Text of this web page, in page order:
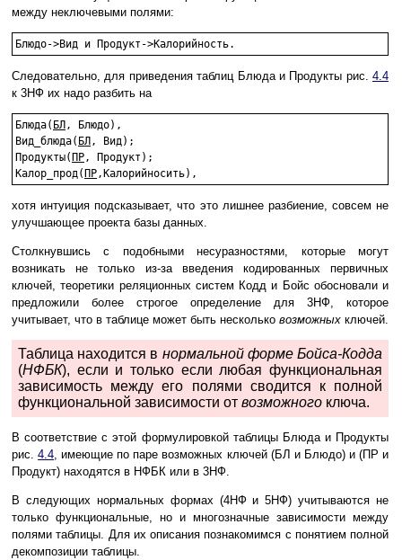
между неключевыми полями:
Следовательно, для приведения таблиц Блюда и Продукты рис. 4.4
к 3НФ их надо разбить на
Блюда( БЛ , Блюдо),
Вид_блюда( БЛ , Вид);
Продукты( ПР, Продукт);
Калор_прод( ПР
хотя интуиция подсказывает, что это лишнее разбиение, совсем не
улучшающее проекта базы данных.
Столкнувшись с подобными несуразностями, которые могут
возникать не только из-за введения кодированных первичных
ключей, теоретики реляционных систем Кодд и Бойс обосновали и
предложили более строгое определение для 3НФ, которое
учитывает, что в таблице может быть несколько возможных ключей.
Таблица находится в нормальной форме Бойса-Кодда
(НФБК), если и только если любая функциональная
зависимость между его полями сводится к полной
функциональной зависимости от возможного ключа.
В соответствие с этой формулировкой таблицы Блюда и Продукты
рис.4.4, имеющие по паре возможных ключей (БЛ и Блюдо) и (ПР и
Продукт) находятся в НФБК или в 3НФ.
В следующих нормальных формах (4НФ и 5НФ) учитываются не
только функциональные, но и многозначные зависимости между
полями таблицы. Для их описания познакомимся с понятием полной
декомпозиции таблицы.